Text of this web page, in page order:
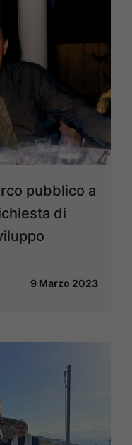
pubblico a
di
9 Marzo 2023